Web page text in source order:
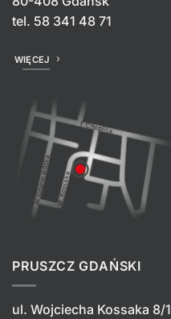
tel. 58 341 48 71
WIĘCEJ
PRUSZCZ GDAŃSKI
ul. Wojciecha Kossaka 8/1